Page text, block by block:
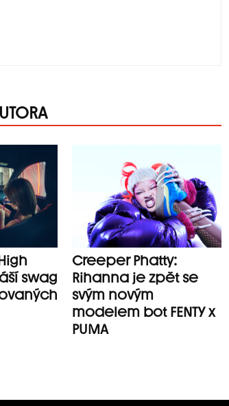
swag
Creeper Phatty:
Rihanna je zpět se
svým novým
modelem bot FENTY x
PUMA